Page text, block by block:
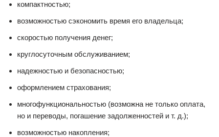
компактностью;
возможностью сэкономить время его владельца;
скоростью получения денег;
круглосуточным обслуживанием;
надежностью и безопасностью;
оформлением страхования;
многофункциональностью (возможна не только оплата,
но и переводы, погашение задолженностей и т. д.);
возможностью накопления;